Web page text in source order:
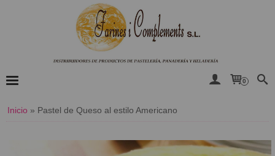
0
Inicio » ​Pastel de Queso al estilo Americano